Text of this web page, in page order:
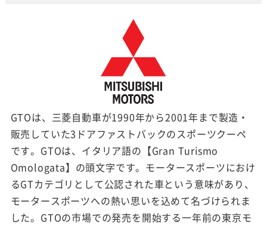
GTOは、三菱自動車が1990年から2001年まで製造・
販売していた3ドアファストバックのスポーツクーペ
です。GTOは、イタリア語の【Gran Turismo
Omologata】の頭文字です。モータースポーツにおけ
るGTカテゴリとして公認された車という意味があり、
モータースポーツへの熱い思いを込めて名づけられま
した。GTOの市場での発売を開始する一年前の東京モ